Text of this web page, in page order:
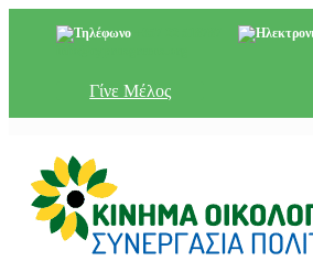
Γίνε Μέλος